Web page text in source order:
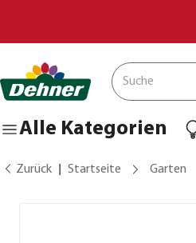
Alle Kategorien
Zurück Startseite Garten